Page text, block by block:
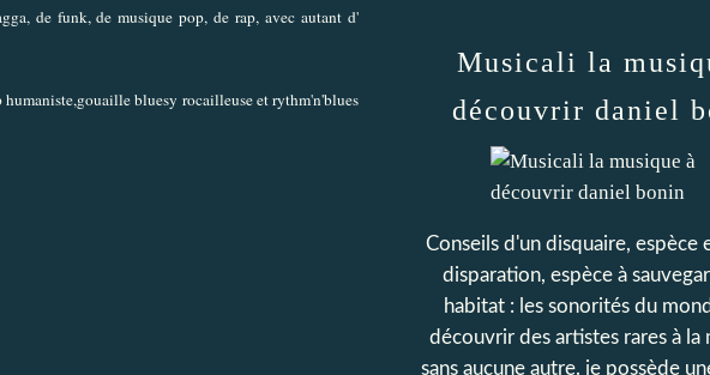
de funk, de musique pop, de rap, avec autant d'
bluesy rocailleuse et rythm'n'blues
Musicali la
découvrir daniel
Conseils d'un disquaire, espèce
disparation, espèce à
habitat : les sonorités du
découvrir des artistes rares à la
sans aucune autre. je possède